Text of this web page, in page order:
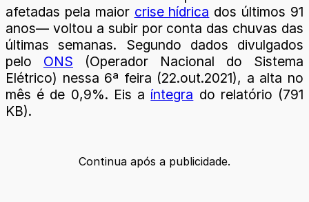
afetadas pela maior crise hídrica dos últimos 91
anos— voltou a subir por conta das chuvas das
últimas semanas. Segundo dados divulgados
pelo ONS (Operador Nacional do Sistema
Elétrico) nessa 6ª feira (22.out.2021), a alta no
mês é de 0,9%. Eis a íntegra do relatório (791
KB).
Continua após a publicidade.